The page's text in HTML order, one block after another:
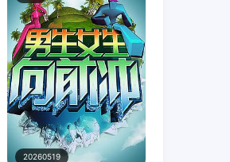
20260519